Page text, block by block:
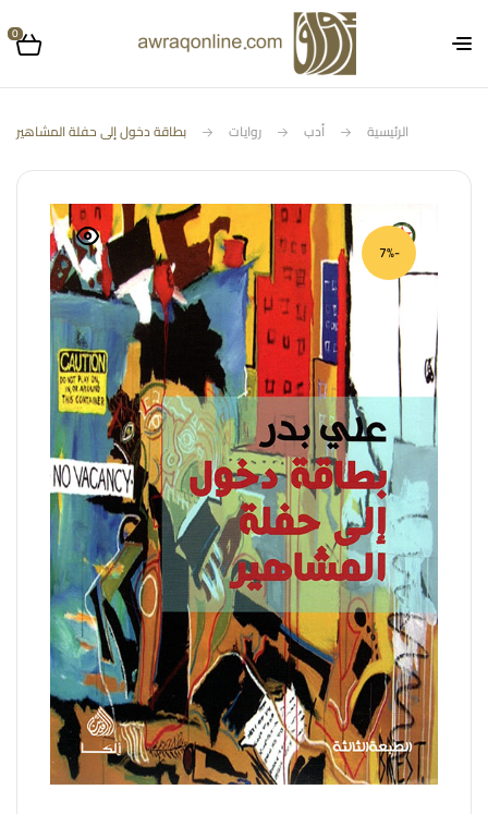
0
الرئيسية أدب روايات بطاقة دخول إلى حفلة المشاهير
-7%